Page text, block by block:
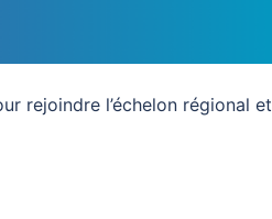
rejoindre l’échelon régional et